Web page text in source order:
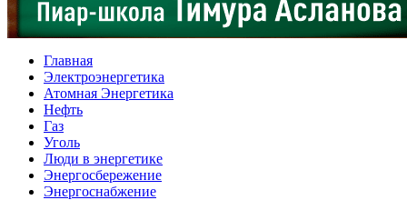
Главная
Электроэнергетика
Атомная Энергетика
Нефть
Газ
Уголь
Люди в энергетике
Энергосбережение
Энергоснабжение